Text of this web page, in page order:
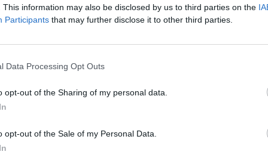
This information may also be disclosed by us to third parties on the
Participants that may further disclose it to other third parties.
Data Processing Opt Outs
opt-out of the Sharing of my personal data.
opt-out of the Sale of my Personal Data.
recuerda el papel clave de las
de salud de proximidad.
red de farmacias para la prevención sobre
de farmacias de la demarcación de
de salud de primera línea en la
material profesional del Programa Beveu
y reducir la ingesta de alcohol.